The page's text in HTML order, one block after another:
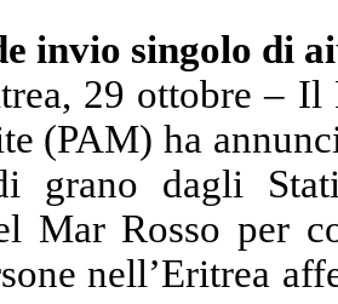
invio singolo di
29 ottobre –
(PAM) ha
grano dagli
Mar Rosso per
nell’Eritrea